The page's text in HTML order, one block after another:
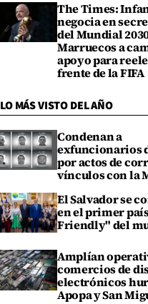
The Times:
negocia en
del Mundial
Marruecos a
apoyo para
frente de la FIFA
LO MÁS VISTO DEL AÑO
Condenan a
exfuncionarios
por actos de
vínculos con la
El Salvador se
en el primer
Friendly" del
Amplían
comercios de
electrónicos
Apopa y San